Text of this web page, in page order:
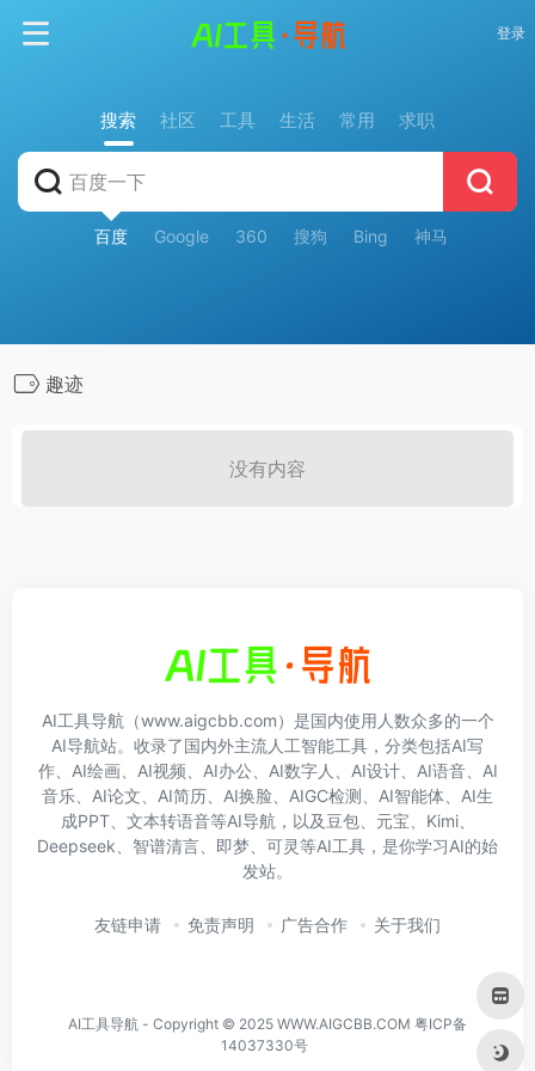
登录
搜索 社区 工具 生活 常用 求职
百度 Google 360 搜狗 Bing 神马
趣迹
没有内容
AI工具导航（www.aigcbb.com）是国内使用人数众多的一个
AI导航站。收录了国内外主流人工智能工具，分类包括AI写
作、AI绘画、AI视频、AI办公、AI数字人、AI设计、AI语音、AI
音乐、AI论文、AI简历、AI换脸、AIGC检测、AI智能体、AI生
成PPT、文本转语音等AI导航，以及豆包、元宝、Kimi、
Deepseek、智谱清言、即梦、可灵等AI工具，是你学习AI的始
发站。
友链申请 免责声明 广告合作 关于我们
AI工具导航 - Copyright © 2025 WWW.AIGCBB.COM 粤ICP备
14037330号